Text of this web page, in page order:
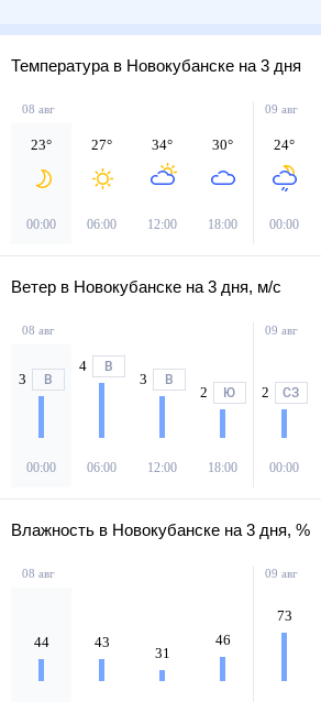
Температура в Новокубанске на 3 дня
08 авг
23°
00:00
27°
06:00
34°
12:00
30°
18:00
09 авг
24°
00:00
Ветер в Новокубанске на 3 дня, м/с
08 авг
3 В
00:00
4 В
06:00
3 В
12:00
2 Ю
18:00
09 авг
2 СЗ
00:00
Влажность в Новокубанске на 3 дня, %
08 авг
44 43
31
46
09 авг
73